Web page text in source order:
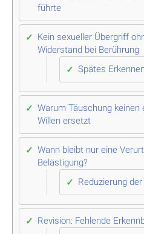
führte
Kein sexueller Übergriff
Widerstand bei Berührung
Spätes
Warum Täuschung
Willen ersetzt
Wann bleibt nur eine
Belästigung?
Reduzierung
Revision: Fehlende